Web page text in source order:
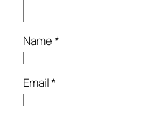
Name*
Email*